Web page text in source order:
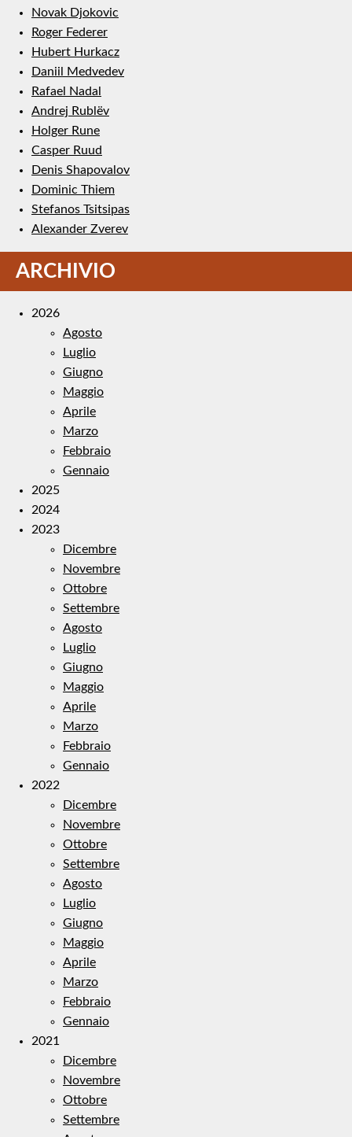
Novak Djokovic
Roger Federer
Hubert Hurkacz
Daniil Medvedev
Rafael Nadal
Andrej Rublëv
Holger Rune
Casper Ruud
Denis Shapovalov
Dominic Thiem
Stefanos Tsitsipas
Alexander Zverev
ARCHIVIO
2026
Agosto
Luglio
Giugno
Maggio
Aprile
Marzo
Febbraio
Gennaio
2025
2024
2023
Dicembre
Novembre
Ottobre
Settembre
Agosto
Luglio
Giugno
Maggio
Aprile
Marzo
Febbraio
Gennaio
2022
Dicembre
Novembre
Ottobre
Settembre
Agosto
Luglio
Giugno
Maggio
Aprile
Marzo
Febbraio
Gennaio
2021
Dicembre
Novembre
Ottobre
Settembre